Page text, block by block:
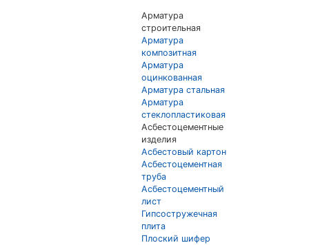
Арматура
строительная
Арматура
композитная
Арматура
оцинкованная
Арматура стальная
Арматура
стеклопластиковая
Асбестоцементные
изделия
Асбестовый картон
Асбестоцементная
труба
Асбестоцементный
лист
Гипсостружечная
плита
Плоский шифер